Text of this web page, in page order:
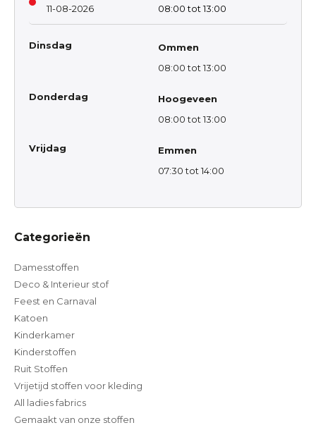
11-08-2026
08:00 tot 13:00
Dinsdag
Ommen
08:00 tot 13:00
Donderdag
Hoogeveen
08:00 tot 13:00
Vrijdag
Emmen
07:30 tot 14:00
Categorieën
Damesstoffen
Deco & Interieur stof
Feest en Carnaval
Katoen
Kinderkamer
Kinderstoffen
Ruit Stoffen
Vrijetijd stoffen voor kleding
All ladies fabrics
Gemaakt van onze stoffen